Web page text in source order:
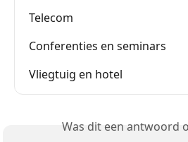
Telecom
Conferenties en seminars
Vliegtuig en hotel
Was dit een antwoord